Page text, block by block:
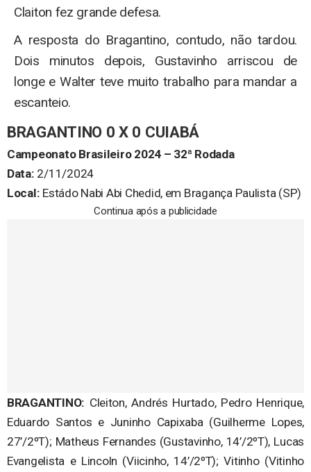
Claiton fez grande defesa.
A resposta do Bragantino, contudo, não tardou.
Dois minutos depois, Gustavinho arriscou de
longe e Walter teve muito trabalho para mandar a
escanteio.
BRAGANTINO 0 X 0 CUIABÁ
Campeonato Brasileiro 2024 – 32ª Rodada
Data: 2/11/2024
Local: Estádo Nabi Abi Chedid, em Bragança Paulista (SP)
Continua após a publicidade
BRAGANTINO: Cleiton, Andrés Hurtado, Pedro Henrique,
Eduardo Santos e Juninho Capixaba (Guilherme Lopes,
27’/2ºT); Matheus Fernandes (Gustavinho, 14’/2ºT), Lucas
Evangelista e Lincoln (Viicinho, 14’/2ºT); Vitinho (Vitinho